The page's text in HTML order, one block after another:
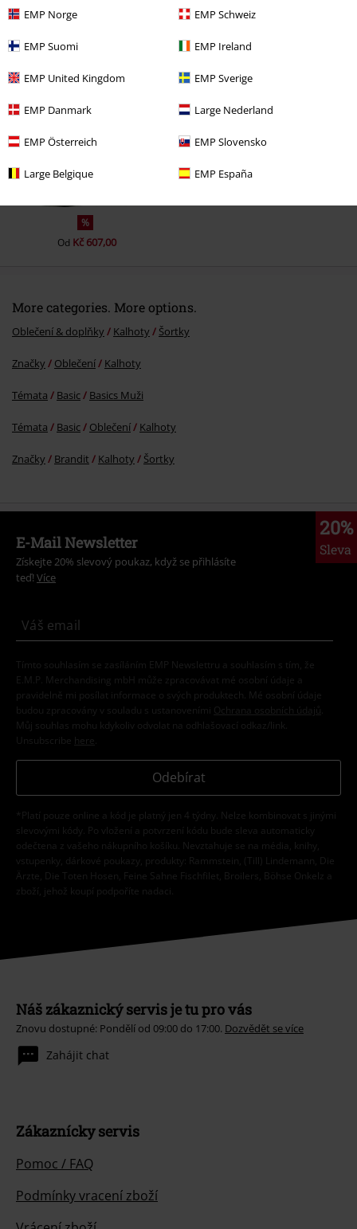
EMP Norge EMP Schweiz
EMP Suomi EMP Ireland
EMP United Kingdom EMP Sverige
EMP Danmark Large Nederland
EMP Österreich EMP Slovensko
Large Belgique EMP España
%
Od Kč 607,00
More categories. More options.
Oblečení & doplňky Kalhoty Šortky
Značky Oblečení Kalhoty
Témata Basic Basics Muži
Témata Basic Oblečení Kalhoty
Značky Brandit Kalhoty Šortky
20%
Sleva
E-Mail Newsletter
Získejte 20% slevový poukaz, když se přihlásíte
teď! Více
Tímto souhlasím se zasíláním EMP Newslettru a souhlasím s tím, že
E.M.P. Merchandising mbH může zpracovávat mé osobní údaje a
pravidelně mi posílat informace o svých produktech. Mé osobní údaje
budou zpracovány v souladu s ustanoveními
Ochrana osobních údajů
Můj souhlas mohu kdykoliv odvolat na odhlašovací odkaz/link.
Unsubscribe here
Odebírat
*Platí pouze online a kód je platný jen 4 týdny. Nelze kombinovat s jinými
slevovými kódy. Po vložení a potvrzení kódu bude sleva automaticky
odečtena z vašeho nákupního košíku. Nevztahuje se na média, knihy,
vstupenky, dárkové poukazy, produkty: Rammstein, (Till) Lindemann, Die
Ärzte, Die Toten Hosen, Feine Sahne Fischfilet, Broilers, Böhse Onkelz a
zboží, jehož koupí podpoříte nadaci.
Náš zákaznický servis je tu pro vás
Znovu dostupné: Pondělí od 09:00 do 17:00. Dozvědět se více
Zahájit chat
Zákaznícky servis
Pomoc / FAQ
Podmínky vracení zboží